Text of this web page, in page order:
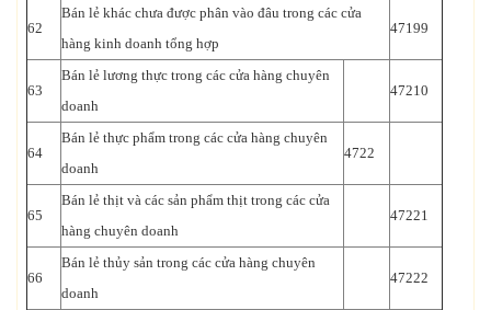
62
Bán lẻ khác chưa được phân vào đâu trong các cửa
hàng kinh doanh tổng hợp
47199
63
Bán lẻ lương thực trong các cửa hàng chuyên
doanh
47210
64
Bán lẻ thực phẩm trong các cửa hàng chuyên
doanh
4722
65
Bán lẻ thịt và các sản phẩm thịt trong các cửa
hàng chuyên doanh
47221
66
Bán lẻ thủy sản trong các cửa hàng chuyên
doanh
47222